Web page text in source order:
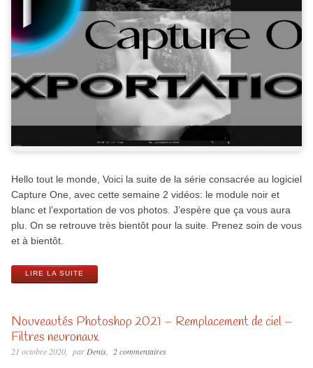
Hello tout le monde, Voici la suite de la série consacrée au logiciel
Capture One, avec cette semaine 2 vidéos: le module noir et
blanc et l’exportation de vos photos. J’espère que ça vous aura
plu. On se retrouve très bientôt pour la suite. Prenez soin de vous
et à bientôt.
LIRE LA SUITE
Nouveautés Photoshop 2021 – Remplacement de ciel –
Filtres neuronaux
21 octobre 2020 par Denis 2 commentaires